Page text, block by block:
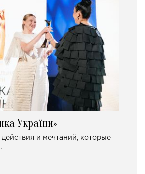
України»
и мечтаний, которые